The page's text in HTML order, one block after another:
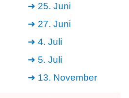
25. Juni
27. Juni
4. Juli
5. Juli
13. November